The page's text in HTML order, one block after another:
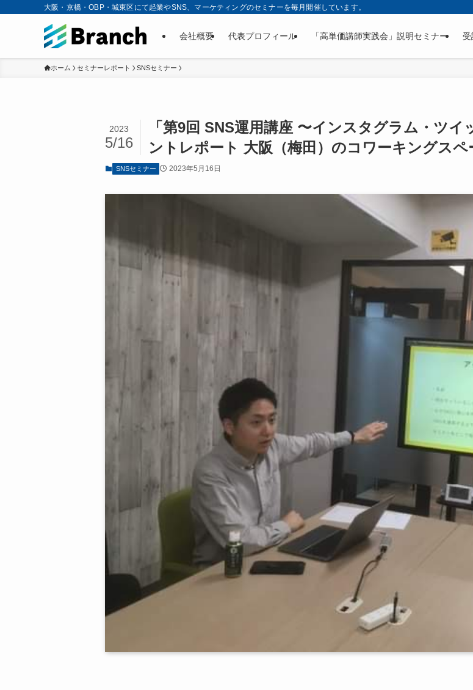
大阪・京橋・OBP・城東区にて起業やSNS、マーケティングのセミナーを毎月開催しています。
会社概要 代表プロフィール 「高単価講師実践会」説明セミナー 受
ホーム セミナーレポート SNSセミナー
「第9回 SNS運用講座 〜インスタグラム・ツ
ントレポート 大阪（梅田）のコワーキングス
2023
5/16
SNSセミナー 2023年5月16日